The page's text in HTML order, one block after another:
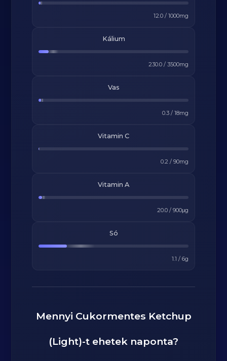
12.0/ 1000mg
Kálium
230.0/ 3500mg
Vas
0.3/ 18mg
Vitamin C
0.2/ 90mg
Vitamin A
20.0/ 900μg
Só
1.1 / 6g
Mennyi Cukormentes Ketchup
(Light)-t ehetek naponta?